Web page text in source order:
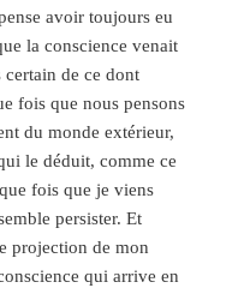
avoir toujours eu
la conscience venait
certain de ce dont
fois que nous pensons
du monde extérieur,
le déduit, comme ce
fois que je viens
persister. Et
projection de mon
qui arrive en